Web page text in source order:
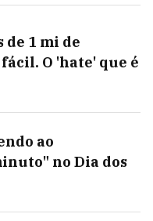
1 mi de
O 'hate' que é
ao
no Dia dos